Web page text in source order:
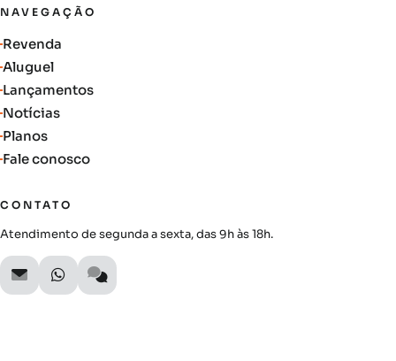
NAVEGAÇÃO
Revenda
Aluguel
Lançamentos
Notícias
Planos
Fale conosco
CONTATO
Atendimento de segunda a sexta, das 9h às 18h.